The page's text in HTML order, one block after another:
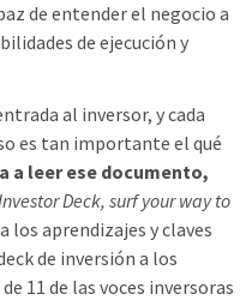
de entender el negocio a
de ejecución y
al inversor, y cada
es tan importante el qué
a leer ese documento,
Deck, surf your way to
los aprendizajes y claves
de inversión a los
11 de las voces inversoras